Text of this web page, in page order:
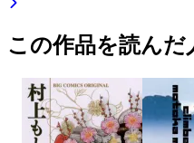
この作品を読ん